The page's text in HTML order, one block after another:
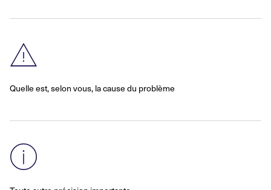
Quelle est, selon vous, la cause du problème